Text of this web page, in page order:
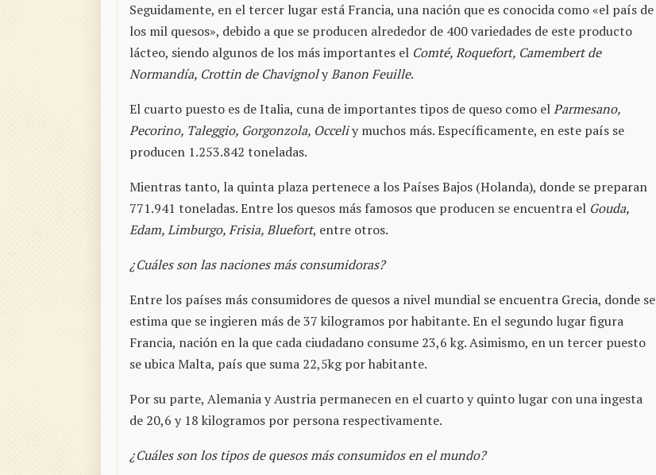
Seguidamente, en el tercer lugar está Francia, una nación que es conocida como «el país de
los mil quesos», debido a que se producen alrededor de 400 variedades de este producto
lácteo, siendo algunos de los más importantes el Comté, Roquefort, Camembert de
Normandía, Crottin de ChavignolyBanon Feuille.
El cuarto puesto es de Italia, cuna de importantes tipos de queso como elParmesano,
Pecorino, Taleggio, Gorgonzola, Occeliy muchos más. Específicamente, en este país se
producen 1.253.842 toneladas.
Mientras tanto, la quinta plaza pertenece a los Países Bajos (Holanda), donde se preparan
771.941 toneladas. Entre los quesos más famosos que producen se encuentra el Gouda,
Edam, Limburgo, Frisia, Bluefort, entre otros.
¿Cuáles son las naciones más consumidoras?
Entre los países más consumidores de quesos a nivel mundial se encuentra Grecia, donde se
estima que se ingieren más de 37 kilogramos por habitante. En el segundo lugar figura
Francia, nación en la que cada ciudadano consume 23,6 kg. Asimismo, en un tercer puesto
se ubica Malta, país que suma 22,5kg por habitante.
Por su parte, Alemania y Austria permanecen en el cuarto y quinto lugar con una ingesta
de 20,6 y 18 kilogramos por persona respectivamente.
¿Cuáles son los tipos de quesos más consumidos en el mundo?